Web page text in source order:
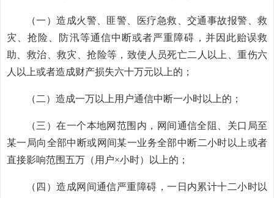
（一）造成火警、匪警、医疗急救、交通事故报警、救
灾、抢险、防汛等通信中断或者严重障碍，并因此贻误救
助、救治、救灾、抢险等，致使人员死亡二人以上、重伤六
人以上或者造成财产损失六十万元以上的；
（二）造成一万以上用户通信中断一小时以上的；
（三）在一个本地网范围内，网间通信全阻、关口局至
某一局向全部中断或网间某一业务全部中断二小时以上或者
直接影响范围五万（用户×小时）以上的；
（四）造成网间通信严重障碍，一日内累计十二小时以